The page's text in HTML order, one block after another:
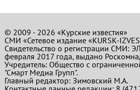
© 2009 - 2026 «Курские известия»
СМИ «Сетевое издание «KURSK-
Свидетельство о регистрации СМИ:
февраля 2017 года, выдано
Учредитель: Общество с
"Смарт Медиа Групп".
Главный редактор:Зимовский М.А.